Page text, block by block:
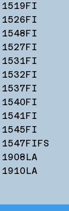
1519FI
1526FI
1548FI
1527FI
1531FI
1532FI
1537FI
1540FI
1541FI
1545FI
1547FIFS
1908LA
1910LA